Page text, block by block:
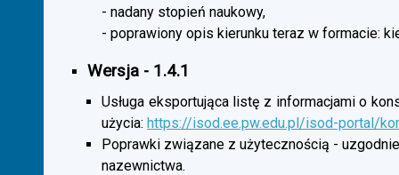
- nadany stopień naukowy,
- poprawiony opis kierunku teraz w formacie:
Wersja - 1.4.1
Usługa eksportująca listę z informacjami o
użycia: https://isod.ee.pw.edu.pl/isod-portal/
Poprawki związane z użytecznością -
nazewnictwa.